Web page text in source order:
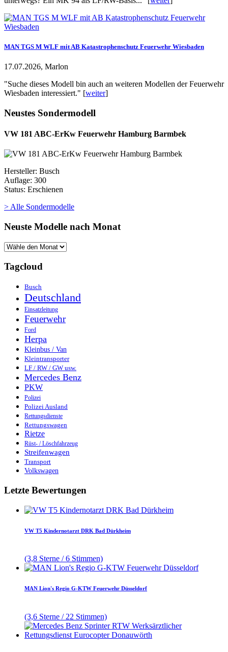
MAN TGS M WLF mit AB Katastrophenschutz Feuerwehr Wiesbaden
17.07.2026, Marlon
"Suche dieses Modell bin auch an weiteren Modellen der Feuerwehr
Wiesbaden interessiert." [weiter]
Neustes Sondermodell
VW 181 ABC-ErKw Feuerwehr Hamburg Barmbek
Hersteller: Busch
Auflage: 300
Status: Erschienen
> Alle Sondermodelle
Neuste Modelle nach Monat
Tagcloud
Busch
Deutschland
Einsatzleitung
Feuerwehr
Ford
Herpa
Kleinbus / Van
Kleintransporter
LF / RW / GW usw.
Mercedes Benz
PKW
Polizei
Polizei Ausland
Rettungsdienste
Rettungswagen
Rietze
Rüst- / Löschfahrzeug
Streifenwagen
Transport
Volkswagen
Letzte Bewertungen
VW T5 Kindernotarzt DRK Bad Dürkheim
(3,8 Sterne / 6 Stimmen)
MAN Lion's Regio G-KTW Feuerwehr Düsseldorf
(3,6 Sterne / 22 Stimmen)